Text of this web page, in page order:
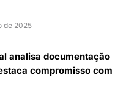
de 2025
analisa documentação
compromisso com